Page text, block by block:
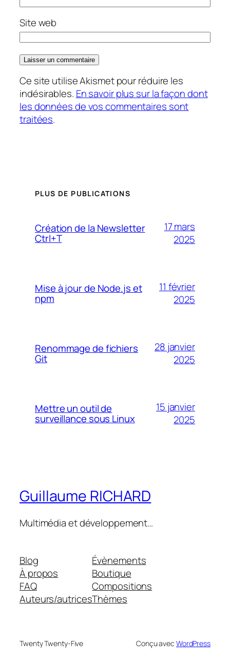
Site web
Ce site utilise Akismet pour réduire les
indésirables. En savoir plus sur la façon dont
les données de vos commentaires sont
traitées.
PLUS DE PUBLICATIONS
Création de la Newsletter
Ctrl+T
17 mars
2025
Mise à jour de Node.js et
npm
11 février
2025
Renommage de fichiers
Git
28 janvier
2025
Mettre un outil de
surveillance sous Linux
15 janvier
2025
Guillaume RICHARD
Multimédia et développement…
Blog
À propos
FAQ
Auteurs/autrices
Évènements
Boutique
Compositions
Thèmes
Twenty Twenty-Five Conçu avec WordPress